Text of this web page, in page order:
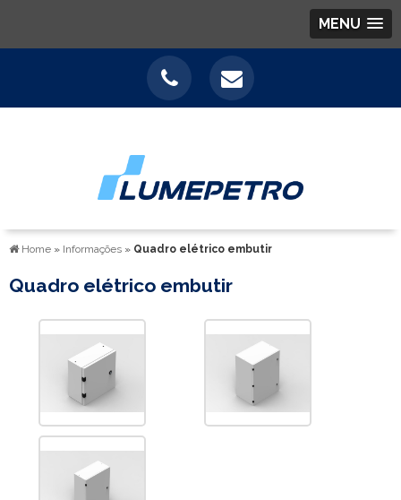
MENU
Home » Informações » Quadro elétrico embutir
Quadro elétrico embutir